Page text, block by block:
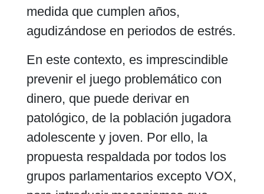
medida que cumplen años,
agudizándose en periodos de estrés.
En este contexto, es imprescindible
prevenir el juego problemático con
dinero, que puede derivar en
patológico, de la población jugadora
adolescente y joven. Por ello, la
propuesta respaldada por todos los
grupos parlamentarios excepto VOX,